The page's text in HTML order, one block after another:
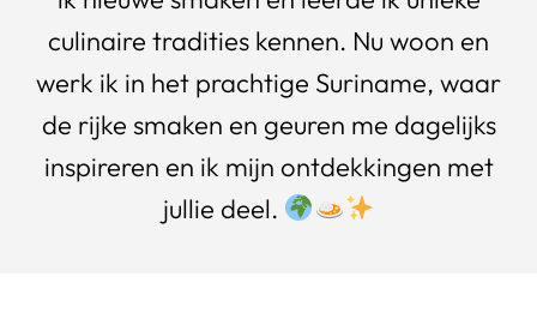
culinaire tradities kennen. Nu woon en
werk ik in het prachtige Suriname, waar
de rijke smaken en geuren me dagelijks
inspireren en ik mijn ontdekkingen met
jullie deel.